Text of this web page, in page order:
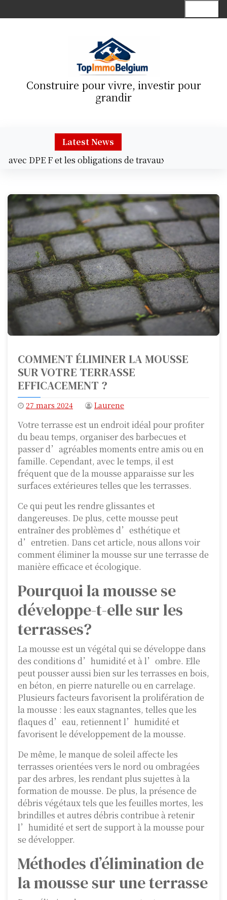
k
Construire pour vivre, investir pour
grandir
Latest News
DPE F et les obligations de travaux |Décoration
COMMENT ÉLIMINER LA MOUSSE
SUR VOTRE TERRASSE
EFFICACEMENT ?
27 mars 2024 Laurene
Votre terrasse est un endroit idéal pour profiter
du beau temps, organiser des barbecues et
passer d’agréables moments entre amis ou en
famille. Cependant, avec le temps, il est
fréquent que de la mousse apparaisse sur les
surfaces extérieures telles que les terrasses.
Ce qui peut les rendre glissantes et
dangereuses. De plus, cette mousse peut
entraîner des problèmes d’esthétique et
d’entretien. Dans cet article, nous allons voir
comment éliminer la mousse sur une terrasse de
manière efficace et écologique.
Pourquoi la mousse se
développe-t-elle sur les
terrasses?
La mousse est un végétal qui se développe dans
des conditions d’humidité et à l’ombre. Elle
peut pousser aussi bien sur les terrasses en bois,
en béton, en pierre naturelle ou en carrelage.
Plusieurs facteurs favorisent la prolifération de
la mousse : les eaux stagnantes, telles que les
flaques d’eau, retiennent l’humidité et
favorisent le développement de la mousse.
De même, le manque de soleil affecte les
terrasses orientées vers le nord ou ombragées
par des arbres, les rendant plus sujettes à la
formation de mousse. De plus, la présence de
débris végétaux tels que les feuilles mortes, les
brindilles et autres débris contribue à retenir
l’humidité et sert de support à la mousse pour
se développer.
Méthodes d’élimination de
la mousse sur une terrasse